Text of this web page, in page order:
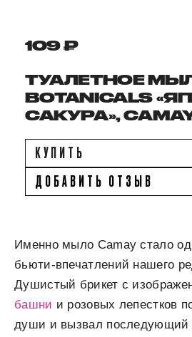
109 ₽
ТУАЛЕТНОЕ
BOTANICALS
САКУРА»,
КУПИТЬ
ДОБАВИТЬ ОТЗЫВ
Именно мыло Camay стало
бьюти-впечатлений нашего
Душистый брикет с
башни и розовых лепестков
души и вызвал последующий